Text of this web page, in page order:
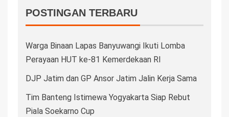
POSTINGAN TERBARU
Warga Binaan Lapas Banyuwangi Ikuti Lomba
Perayaan HUT ke-81 Kemerdekaan RI
DJP Jatim dan GP Ansor Jatim Jalin Kerja Sama
Tim Banteng Istimewa Yogyakarta Siap Rebut
Piala Soekarno Cup